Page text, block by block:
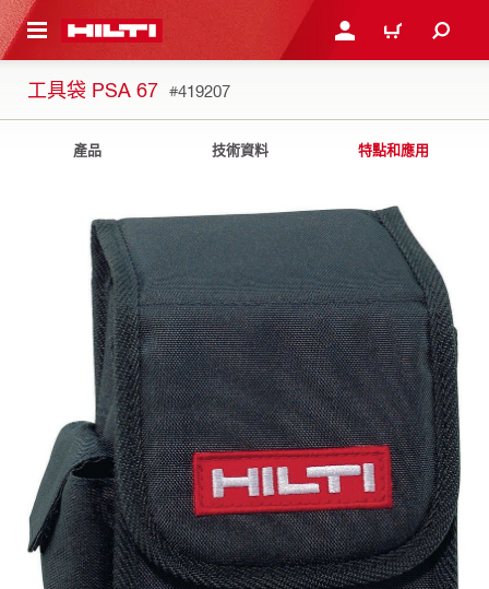
主要內容 登入或註冊購物車
工具袋 PSA 67 #419207
產品 技術資料 特點和應用